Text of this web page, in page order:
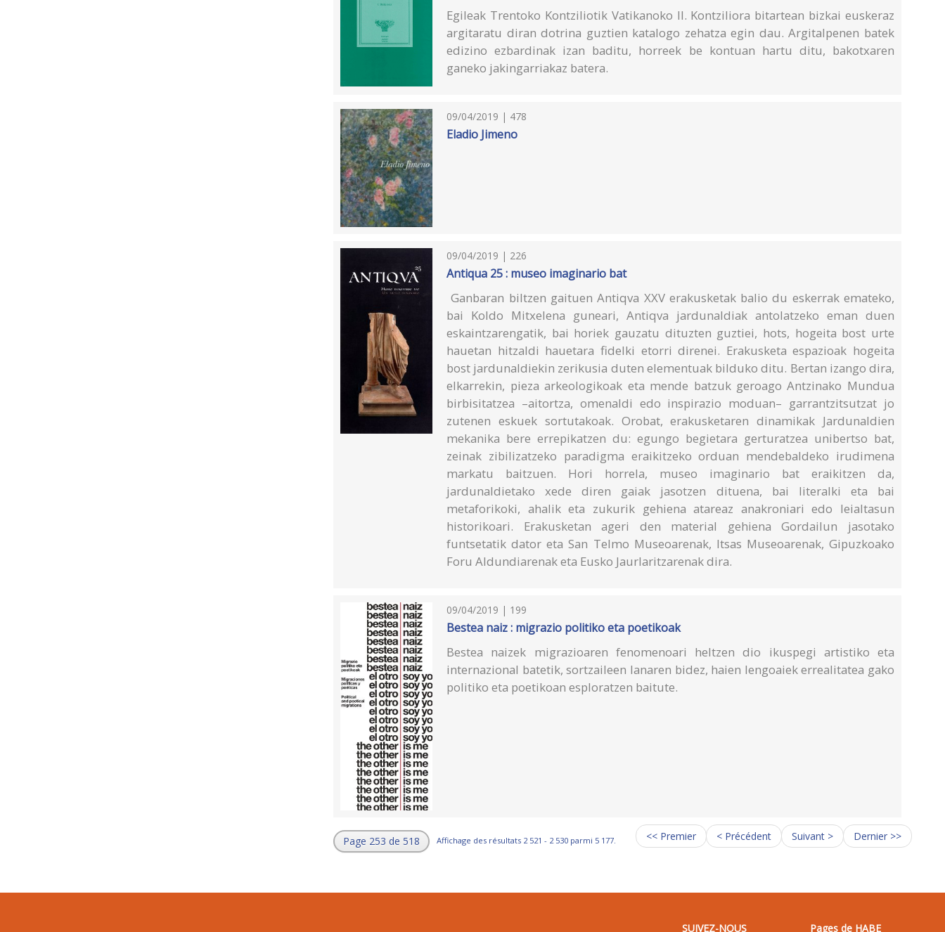
Egileak Trentoko Kontziliotik Vatikanoko II. Kontziliora bitartean bizkai euskeraz
argitaratu diran dotrina guztien katalogo zehatza egin dau. Argitalpenen batek
edizino ezbardinak izan baditu, horreek be kontuan hartu ditu, bakotxaren
ganeko jakingarriakaz batera.
09/04/2019 | 478
Eladio Jimeno
09/04/2019 | 226
Antiqua 25 : museo imaginario bat
Ganbaran biltzen gaituen Antiqva XXV erakusketak balio du eskerrak emateko,
bai Koldo Mitxelena guneari, Antiqva jardunaldiak antolatzeko eman duen
eskaintzarengatik, bai horiek gauzatu dituzten guztiei, hots, hogeita bost urte
hauetan hitzaldi hauetara fidelki etorri direnei. Erakusketa espazioak hogeita
bost jardunaldiekin zerikusia duten elementuak bilduko ditu. Bertan izango dira,
elkarrekin, pieza arkeologikoak eta mende batzuk geroago Antzinako Mundua
birbisitatzea –aitortza, omenaldi edo inspirazio moduan– garrantzitsutzat jo
zutenen eskuek sortutakoak. Orobat, erakusketaren dinamikak Jardunaldien
mekanika bere errepikatzen du: egungo begietara gerturatzea unibertso bat,
zeinak zibilizatzeko paradigma eraikitzeko orduan mendebaldeko irudimena
markatu baitzuen. Hori horrela, museo imaginario bat eraikitzen da,
jardunaldietako xede diren gaiak jasotzen dituena, bai literalki eta bai
metaforikoki, ahalik eta zukurik gehiena atareaz anakroniari edo leialtasun
historikoari. Erakusketan ageri den material gehiena Gordailun jasotako
funtsetatik dator eta San Telmo Museoarenak, Itsas Museoarenak, Gipuzkoako
Foru Aldundiarenak eta Eusko Jaurlaritzarenak dira.
09/04/2019 | 199
Bestea naiz : migrazio politiko eta poetikoak
Bestea naizek migrazioaren fenomenoari heltzen dio ikuspegi artistiko eta
internazional batetik, sortzaileen lanaren bidez, haien lengoaiek errealitatea gako
politiko eta poetikoan esploratzen baitute.
Page 253 de 518 Affichage des résultats 2 521 - 2 530 parmi 5 177. << Premier < Précédent Suivant > Dernier >>
SUIVEZ-NOUS Pages de HABE